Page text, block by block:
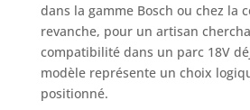
dans la gamme Bosch ou chez la
revanche, pour un artisan
compatibilité dans un parc 18V
modèle représente un choix
positionné.